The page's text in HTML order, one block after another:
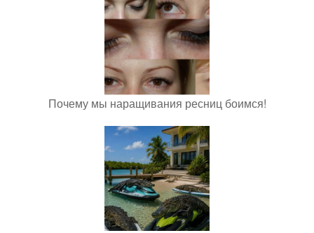
Почему мы наращивания ресниц боимся!